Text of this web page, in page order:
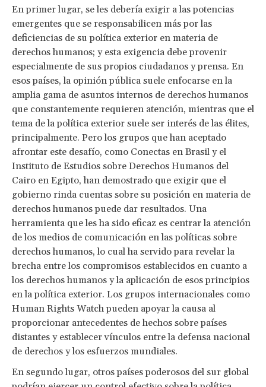
En primer lugar, se les debería exigir a las potencias
emergentes que se responsabilicen más por las
deficiencias de su política exterior en materia de
derechos humanos; y esta exigencia debe provenir
especialmente de sus propios ciudadanos y prensa. En
esos países, la opinión pública suele enfocarse en la
amplia gama de asuntos internos de derechos humanos
que constantemente requieren atención, mientras que el
tema de la política exterior suele ser interés de las élites,
principalmente. Pero los grupos que han aceptado
afrontar este desafío, como Conectas en Brasil y el
Instituto de Estudios sobre Derechos Humanos del
Cairo en Egipto, han demostrado que exigir que el
gobierno rinda cuentas sobre su posición en materia de
derechos humanos puede dar resultados. Una
herramienta que les ha sido eficaz es centrar la atención
de los medios de comunicación en las políticas sobre
derechos humanos, lo cual ha servido para revelar la
brecha entre los compromisos establecidos en cuanto a
los derechos humanos y la aplicación de esos principios
en la política exterior. Los grupos internacionales como
Human Rights Watch pueden apoyar la causa al
proporcionar antecedentes de hechos sobre países
distantes y establecer vínculos entre la defensa nacional
de derechos y los esfuerzos mundiales.
En segundo lugar, otros países poderosos del sur global